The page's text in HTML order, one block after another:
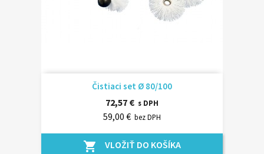
Čistiaci set Ø 80/100
72,57 € s DPH
59,00 € bez DPH
shopping_cart VLOŽIŤ DO KOŠÍKA